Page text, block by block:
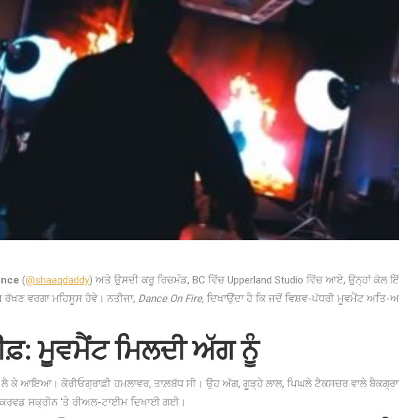
(@shaaqdaddy) ਅਤੇ ਉਸਦੀ ਕਰੂ ਰਿਚਮੰਡ, BC ਵਿੱਚ Upperland Studio ਵਿੱਚ ਆਏ, ਉਨ੍ਹਾਂ ਕੋਲ
ਵਰਗਾ ਮਹਿਸੂਸ ਹੋਵੇ। ਨਤੀਜਾ, Dance On Fire, ਦਿਖਾਉਂਦਾ ਹੈ ਕਿ ਜਦੋਂ ਵਿਸ਼ਵ-ਪੱਧਰੀ ਮੂਵਮੈਂਟ
ਮੂਵਮੈਂਟ ਮਿਲਦੀ ਅੱਗ ਨੂੰ
ਲੈ ਕੇ ਆਇਆ। ਕੋਰੀਓਗ੍ਰਾਫ਼ੀ ਹਮਲਾਵਰ, ਤਾਲ਼ਬੱਧ ਸੀ। ਉਹ ਅੱਗ, ਗੂੜ੍ਹੇ ਲਾਲ, ਪਿਘਲੇ ਟੈਕਸਚਰ ਵਾਲੇ
ਸਕ੍ਰੀਨ ‘ਤੇ ਰੀਅਲ-ਟਾਈਮ ਦਿਖਾਈ ਗਈ।